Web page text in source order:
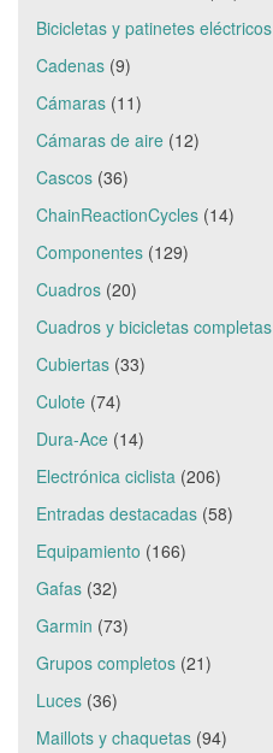
Bicicletas y patinetes eléctricos
Cadenas (9)
Cámaras (11)
Cámaras de aire (12)
Cascos (36)
ChainReactionCycles (14)
Componentes (129)
Cuadros (20)
Cuadros y bicicletas completas
Cubiertas (33)
Culote (74)
Dura-Ace (14)
Electrónica ciclista (206)
Entradas destacadas (58)
Equipamiento (166)
Gafas (32)
Garmin (73)
Grupos completos (21)
Luces (36)
Maillots y chaquetas (94)